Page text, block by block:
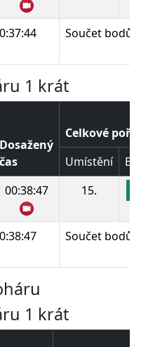
0:37:44 Součet bodů:
1 krát
Dosažený
čas
Celkové
Umístění
00:38:47 15.
0:38:47 Součet bodů:
1 krát